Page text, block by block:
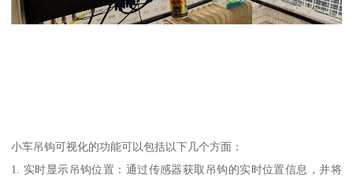
小车吊钩可视化的功能可以包括以下几个方面：
1. 实时显示吊钩位置：通过传感器获取吊钩的实时位置信息，并将